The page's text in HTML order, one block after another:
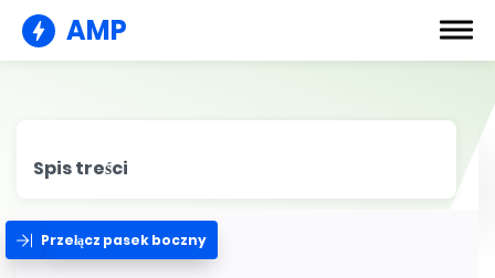
AMP
Spis treści
Przełącz pasek boczny